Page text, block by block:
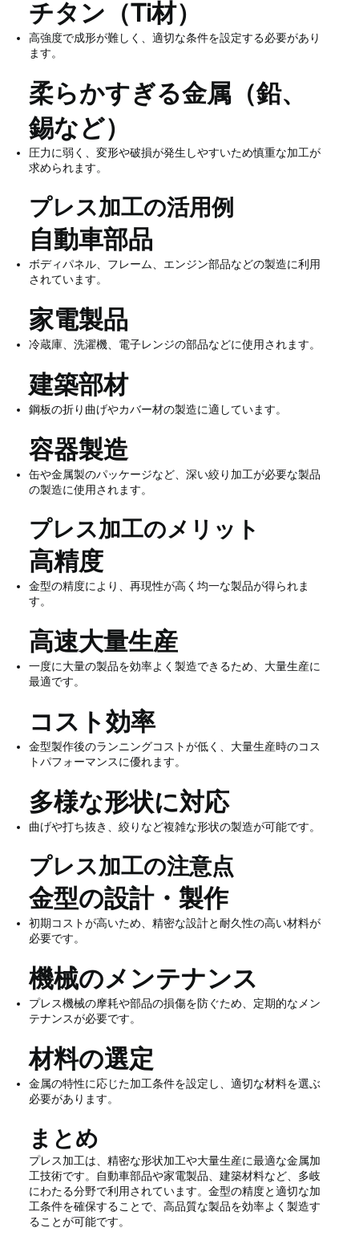
チタン（Ti材）
高強度で成形が難しく、適切な条件を設定する必要があり
ます。
柔らかすぎる金属（鉛、
錫など）
圧力に弱く、変形や破損が発生しやすいため慎重な加工が
求められます。
プレス加工の活用例
自動車部品
ボディパネル、フレーム、エンジン部品などの製造に利用
されています。
家電製品
冷蔵庫、洗濯機、電子レンジの部品などに使用されます。
建築部材
鋼板の折り曲げやカバー材の製造に適しています。
容器製造
缶や金属製のパッケージなど、深い絞り加工が必要な製品
の製造に使用されます。
プレス加工のメリット
高精度
金型の精度により、再現性が高く均一な製品が得られま
す。
高速大量生産
一度に大量の製品を効率よく製造できるため、大量生産に
最適です。
コスト効率
金型製作後のランニングコストが低く、大量生産時のコス
トパフォーマンスに優れます。
多様な形状に対応
曲げや打ち抜き、絞りなど複雑な形状の製造が可能です。
プレス加工の注意点
金型の設計・製作
初期コストが高いため、精密な設計と耐久性の高い材料が
必要です。
機械のメンテナンス
プレス機械の摩耗や部品の損傷を防ぐため、定期的なメン
テナンスが必要です。
材料の選定
金属の特性に応じた加工条件を設定し、適切な材料を選ぶ
必要があります。
まとめ
プレス加工は、精密な形状加工や大量生産に最適な金属加
工技術です。自動車部品や家電製品、建築材料など、多岐
にわたる分野で利用されています。金型の精度と適切な加
工条件を確保することで、高品質な製品を効率よく製造す
ることが可能です。